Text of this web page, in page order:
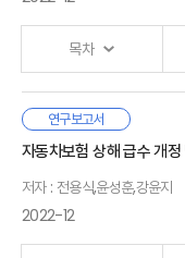
새로운 경험을 요구
판매채널)의 노동
등 신기술의 발
혁신을 촉진하기 위
향후 경쟁구도가 개
중심으로 한 복잡한
해외 주요 보험회사
공통점을 발견할 수
밀접하게 연계되
3. 시사점
1. 국내 보험산업의
2. 효과적인 디지털
· 참고문헌
기본적으로 이중
중복보장을 금지하
소비자의 권리 침
제한하는 경우가 발
의료보장제도는 통
주고받게 되는데,
때문에 어떤 제도를
달라지는 문제가 발생
보험제도 선택에 따
위해서는 각 보험제
Ⅱ. 국민의료비 보험
1. 개요
2. 보험제도별 운영
Ⅲ. 국민의료비 보험제
1. 보험급부
3. 보험금 관리체계
목차
본 연구에서는 미국
② 구조조정, ③ 세제
첫째, 국내 실손의
Ⅰ. 서론
Ⅱ. 국내 실손의료보험
1. 시장 현황
2. 주요 이슈
연구보고서
자동차보험 상해 급수 개정
저자 : 전용식,윤성훈,강윤지
2022-12